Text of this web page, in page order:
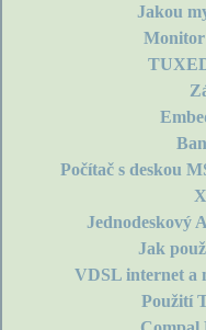
Jakou
Monitor
Počítač s deskou
Jednodeskový
Jak
VDSL internet a
Použití